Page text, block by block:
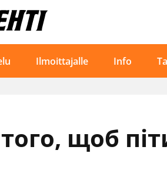
Ilmoittajalle Info
щоб